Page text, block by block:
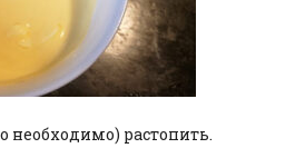
необходимо) растопить.